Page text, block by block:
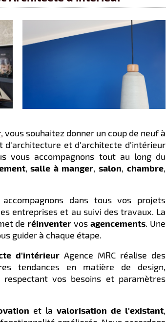
, vous souhaitez donner un coup de neuf à
d'architecture et d'architecte d'intérieur
vous accompagnons tout au long du
, salle à manger, salon, chambre,
dans tous vos projets
entreprises et au suivi des travaux. La
de réinventer vos agencements. Une
guider à chaque étape.
d'intérieur Agence MRC réalise des
tendances en matière de design,
vos besoins et paramètres
et la valorisation de l'existant,